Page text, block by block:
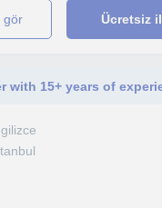
gör Ücretsiz